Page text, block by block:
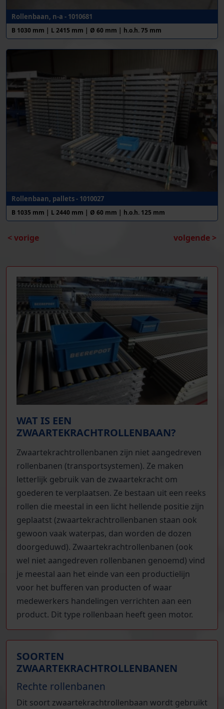
Rollenbaan, n-a - 1010681
B 1030 mm | L 2415 mm | Ø 60 mm | h.o.h. 75 mm
Rollenbaan, pallets - 1010027
B 1035 mm | L 2440 mm | Ø 60 mm | h.o.h. 125 mm
< vorige volgende >
WAT IS EEN
ZWAARTEKRACHTROLLENBAAN?
Zwaartekrachtrollenbanen zijn niet aangedreven
rollenbanen (transportsystemen). Ze maken
letterlijk gebruik van de zwaartekracht om
goederen te verplaatsen. Ze bestaan uit een reeks
rollen die meestal in een licht hellende positie zijn
geplaatst (zwaartekrachtrollenbanen staan ook
gewoon vaak waterpas, dan worden de dozen
doorgeduwd). Zwaartekrachtrollenbanen (ook
wel niet aangedreven rollenbanen genoemd) vind
je meestal aan het einde van een productielijn
voor het bufferen van producten of waar
medewerkers handelingen verrichten aan een
product. Dit type rollenbaan heeft geen motor.
SOORTEN
ZWAARTEKRACHTROLLENBANEN
Rechte rollenbanen
Dit soort zwaartekrachtrollenbaan wordt gebruikt